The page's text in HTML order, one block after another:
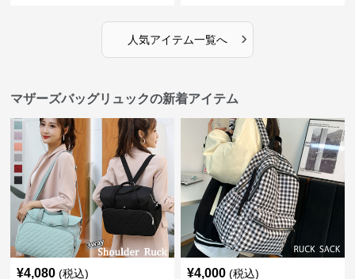
人気アイテム一覧へ ›
マザーズバッグリュックの新着アイテム
¥4,080 (税込) ¥4,000 (税込)